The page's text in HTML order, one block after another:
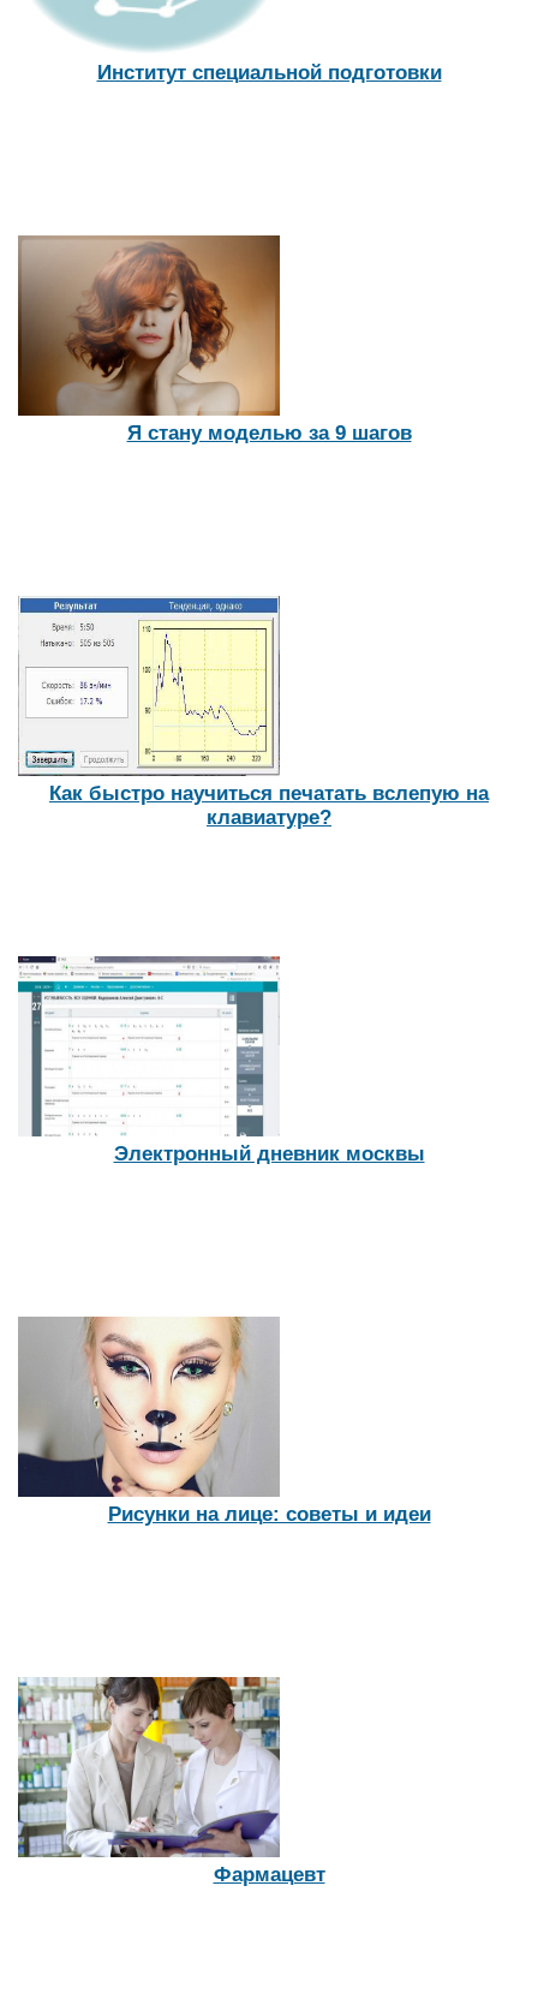
Институт специальной подготовки
Я стану моделью за 9 шагов
Как быстро научиться печатать вслепую на
клавиатуре?
Электронный дневник москвы
Рисунки на лице: советы и идеи
Фармацевт